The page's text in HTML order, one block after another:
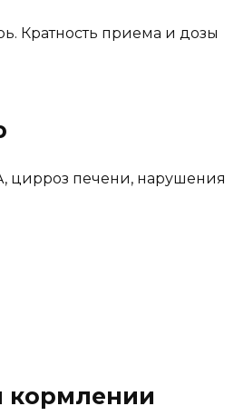
Кратность приема и дозы
цирроз печени, нарушения
кормлении